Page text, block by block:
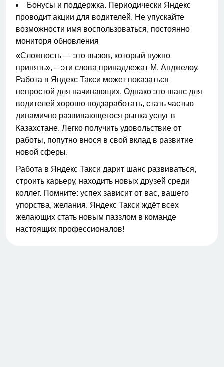
Бонусы и поддержка. Периодически Яндекс
проводит акции для водителей. Не упускайте
возможности имя воспользоваться, постоянно
мониторя обновления
«Сложность — это вызов, который нужно
принять», – эти слова принадлежат М. Анджелоу.
Работа в Яндекс Такси может показаться
непростой для начинающих. Однако это шанс для
водителей хорошо подзаработать, стать частью
динамично развивающегося рынка услуг в
Казахстане. Легко получить удовольствие от
работы, попутно внося в свой вклад в развитие
новой сферы.
Работа в Яндекс Такси дарит шанс развиваться,
строить карьеру, находить новых друзей среди
коллег. Помните: успех зависит от вас, вашего
упорства, желания. Яндекс Такси ждёт всех
желающих стать новым паззлом в команде
настоящих профессионалов!